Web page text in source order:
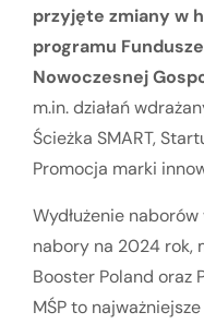
przyjęte zmiany w
programu
Nowoczesnej
m.in. działań
Ścieżka SMART,
Promocja marki
Wydłużenie
nabory na 2024 rok,
Booster Poland oraz
MŚP to